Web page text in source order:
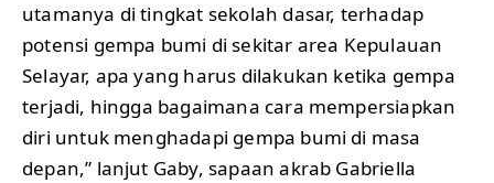
utamanya di tingkat sekolah dasar, terhadap
potensi gempa bumi di sekitar area Kepulauan
Selayar, apa yang harus dilakukan ketika gempa
terjadi, hingga bagaimana cara mempersiapkan
diri untuk menghadapi gempa bumi di masa
depan,” lanjut Gaby, sapaan akrab Gabriella